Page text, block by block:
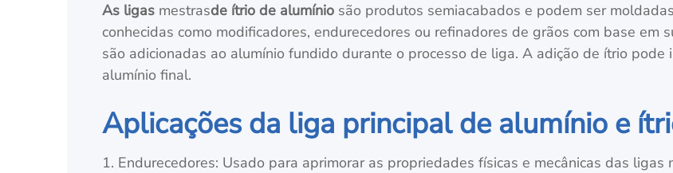
As ligas mestrasde ítrio de alumínio são produtos semiacabados e podem ser
conhecidas como modificadores, endurecedores ou refinadores de grãos com base em
são adicionadas ao alumínio fundido durante o processo de liga. A adição de ítrio
alumínio final.
Aplicações da liga principal de alumínio e
1. Endurecedores: Usado para aprimorar as propriedades físicas e mecânicas das ligas